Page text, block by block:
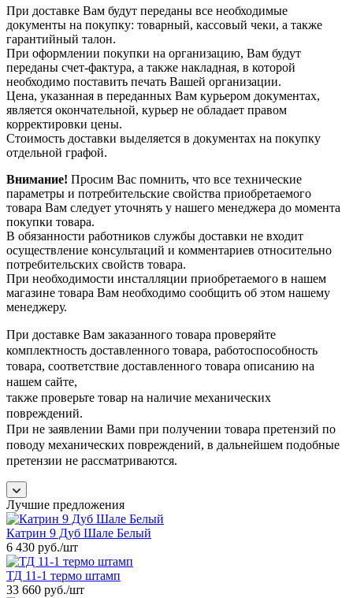
При доставке Вам будут переданы все необходимые
документы на покупку: товарный, кассовый чеки, а также
гарантийный талон.
При оформлении покупки на организацию, Вам будут
переданы счет-фактура, а также накладная, в которой
необходимо поставить печать Вашей организации.
Цена, указанная в переданных Вам курьером документах,
является окончательной, курьер не обладает правом
корректировки цены.
Стоимость доставки выделяется в документах на покупку
отдельной графой.
Внимание! Просим Вас помнить, что все технические
параметры и потребительские свойства приобретаемого
товара Вам следует уточнять у нашего менеджера до момента
покупки товара.
В обязанности работников службы доставки не входит
осуществление консультаций и комментариев относительно
потребительских свойств товара.
При необходимости инсталляции приобретаемого в нашем
магазине товара Вам необходимо сообщить об этом нашему
менеджеру.
При доставке Вам заказанного товара проверяйте
комплектность доставленного товара, работоспособность
товара, соответствие доставленного товара описанию на
нашем сайте,
также проверьте товар на наличие механических
повреждений.
При не заявлении Вами при получении товара претензий по
поводу механических повреждений, в дальнейшем подобные
претензии не рассматриваются.
Лучшие предложения
Катрин 9 Дуб Шале Белый
6 430 руб./шт
ТД 11-1 термо штамп
33 660 руб./шт